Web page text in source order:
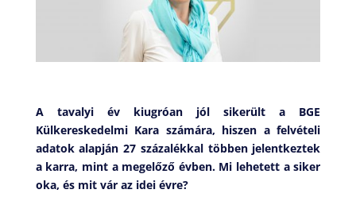
A tavalyi év kiugróan jól sikerült a BGE
Külkereskedelmi Kara számára, hiszen a felvételi
adatok alapján 27 százalékkal többen jelentkeztek
a karra, mint a megelőző évben. Mi lehetett a siker
oka, és mit vár az idei évre?